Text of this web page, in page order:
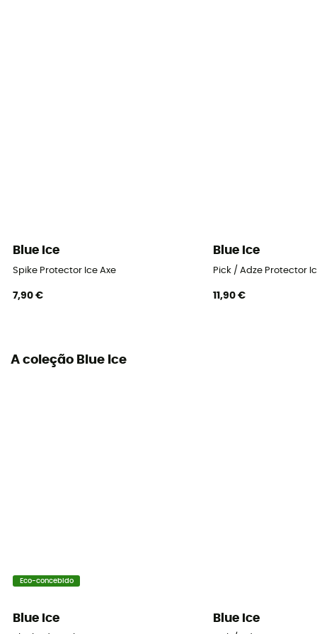
Blue Ice
Spike Protector Ice Axe
7,90 €
Blue Ice
Pick / Adze Protector
11,90 €
A coleção Blue Ice
Eco-concebido
Blue Ice Blue Ice